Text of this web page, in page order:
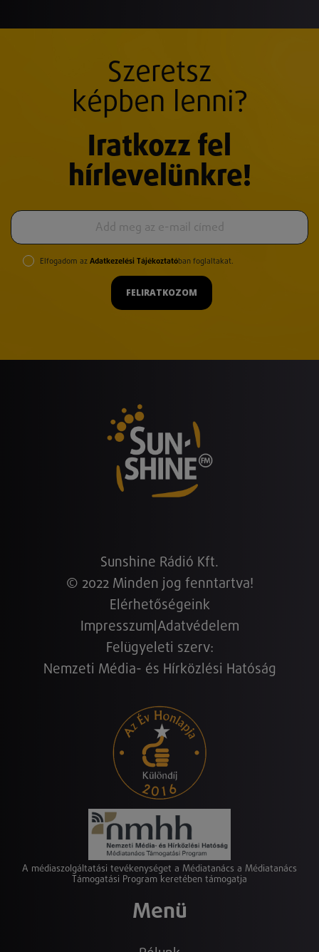
Szeretsz
képben lenni?
Iratkozz fel
hírlevelünkre!
Elfogadom az Adatkezelési Tájékoztatóban foglaltakat.
FELIRATKOZOM
Sunshine Rádió Kft.
© 2022 Minden jog fenntartva!
Elérhetőségeink
Impresszum Adatvédelem
Felügyeleti szerv:
Nemzeti Média- és Hírközlési Hatóság
A médiaszolgáltatási tevékenységet a Médiatanács a Médiatanács
Támogatási Program keretében támogatja
Menü